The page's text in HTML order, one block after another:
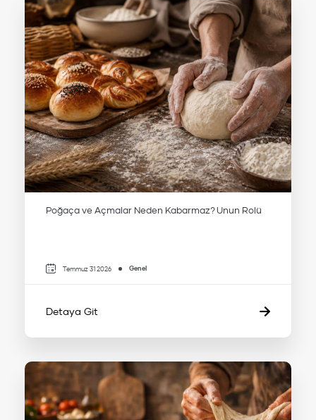
Poğaça ve Açmalar Neden Kabarmaz? Unun Rolü
Temmuz 31 2026 Genel
Detaya Git